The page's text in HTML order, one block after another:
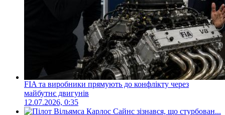
FIA та виробники прямують до конфлікту через
майбутнє двигунів
12.07.2026, 0:35